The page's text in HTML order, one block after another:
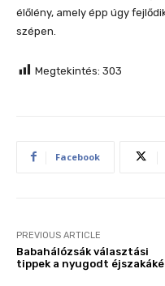
élőlény, amely épp úgy
szépen.
Megtekintés: 303
Facebook
PREVIOUS ARTICLE
Babahálózsák választási
tippek a nyugodt